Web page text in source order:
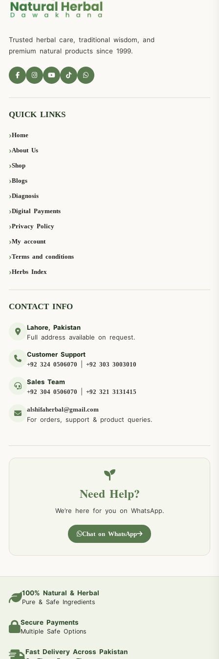
Trusted herbal care, traditional wisdom, and
premium natural products since 1999.
QUICK LINKS
Home
About Us
Shop
Blogs
Diagnosis
Digital Payments
Privacy Policy
My account
Terms and conditions
Herbs Index
CONTACT INFO
Lahore, Pakistan
Full address available on request.
Customer Support
+92 324 0506070 +92 303 3003010
Sales Team
+92 304 0506070 +92 321 3131415
alshifaherbal@gmail.com
For orders, support & product queries.
Need Help?
We’re here for you on WhatsApp.
Chat on WhatsApp
100% Natural & Herbal
Pure & Safe Ingredients
Secure Payments
Multiple Safe Options
Fast Delivery Across Pakistan